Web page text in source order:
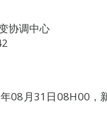
协调中心
08月31日08H00，